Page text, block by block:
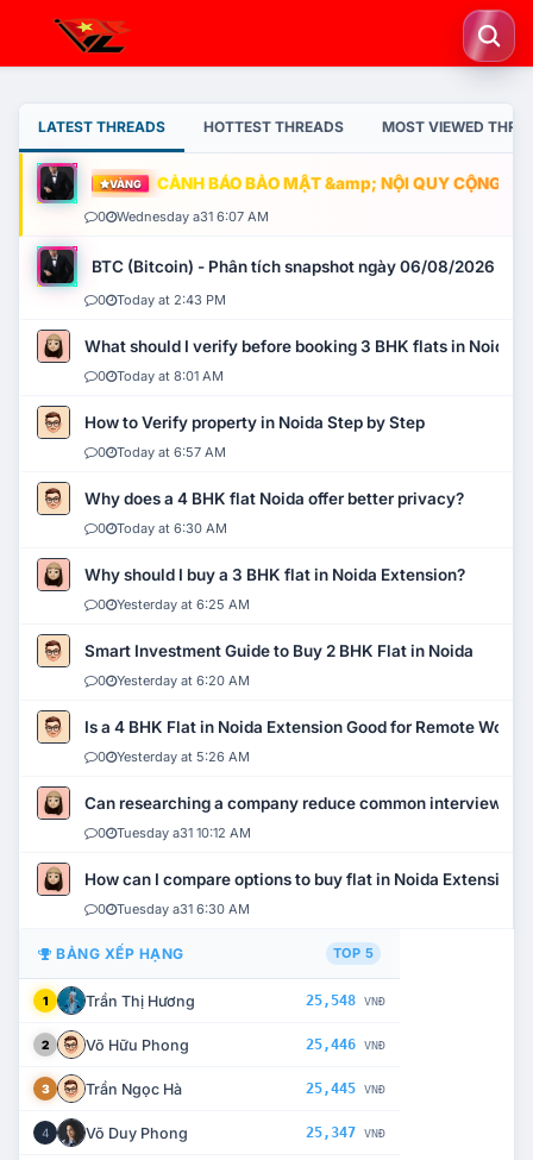
LATEST THREADS HOTTEST THREADS MOST VIEWED
VÀNG CẢNH BÁO BẢO MẬT &amp; NỘI QUY CỘNG
0 Wednesday a31 6:07 AM
BTC (Bitcoin) - Phân tích snapshot ngày 06/08/2026
0 Today at 2:43 PM
What should I verify before booking 3 BHK flats in Noida?
0 Today at 8:01 AM
How to Verify property in Noida Step by Step
0 Today at 6:57 AM
Why does a 4 BHK flat Noida offer better privacy?
0 Today at 6:30 AM
Why should I buy a 3 BHK flat in Noida Extension?
0 Yesterday at 6:25 AM
Smart Investment Guide to Buy 2 BHK Flat in Noida
0 Yesterday at 6:20 AM
Is a 4 BHK Flat in Noida Extension Good for Remote Work?
0 Yesterday at 5:26 AM
Can researching a company reduce common interview
0 Tuesday a31 10:12 AM
How can I compare options to buy flat in Noida Extension?
0 Tuesday a31 6:30 AM
BẢNG XẾP HẠNG TOP 5
1 Trần Thị Hương 25,548 VNĐ
2 Võ Hữu Phong 25,446 VNĐ
3 Trần Ngọc Hà 25,445 VNĐ
4 Võ Duy Phong 25,347 VNĐ